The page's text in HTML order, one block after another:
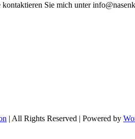
kontaktieren Sie mich unter
| All Rights Reserved | Powered by